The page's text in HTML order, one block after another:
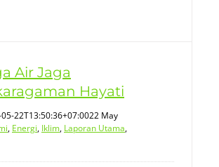
Air Jaga
Hayati
22T13:50:36+07:0022 May
, Energi, Iklim, Laporan Utama,